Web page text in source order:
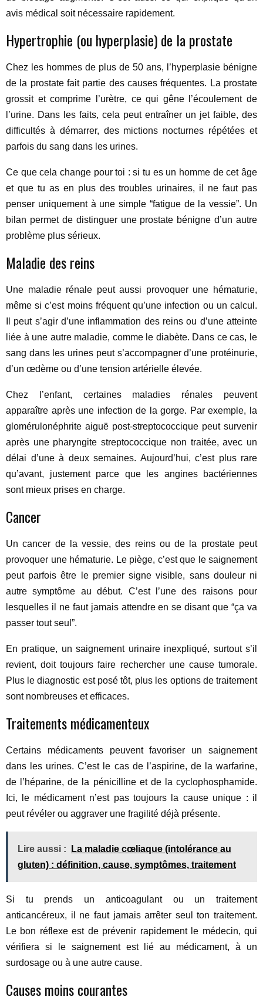
avis médical soit nécessaire rapidement.
Hypertrophie (ou hyperplasie) de la prostate
Chez les hommes de plus de 50 ans, l’hyperplasie bénigne
de la prostate fait partie des causes fréquentes. La prostate
grossit et comprime l’urètre, ce qui gêne l’écoulement de
l’urine. Dans les faits, cela peut entraîner un jet faible, des
difficultés à démarrer, des mictions nocturnes répétées et
parfois du sang dans les urines.
Ce que cela change pour toi : si tu es un homme de cet âge
et que tu as en plus des troubles urinaires, il ne faut pas
penser uniquement à une simple “fatigue de la vessie”. Un
bilan permet de distinguer une prostate bénigne d’un autre
problème plus sérieux.
Maladie des reins
Une maladie rénale peut aussi provoquer une hématurie,
même si c’est moins fréquent qu’une infection ou un calcul.
Il peut s’agir d’une inflammation des reins ou d’une atteinte
liée à une autre maladie, comme le diabète. Dans ce cas, le
sang dans les urines peut s’accompagner d’une protéinurie,
d’un œdème ou d’une tension artérielle élevée.
Chez l’enfant, certaines maladies rénales peuvent
apparaître après une infection de la gorge. Par exemple, la
glomérulonéphrite aiguë post-streptococcique peut survenir
après une pharyngite streptococcique non traitée, avec un
délai d’une à deux semaines. Aujourd’hui, c’est plus rare
qu’avant, justement parce que les angines bactériennes
sont mieux prises en charge.
Cancer
Un cancer de la vessie, des reins ou de la prostate peut
provoquer une hématurie. Le piège, c’est que le saignement
peut parfois être le premier signe visible, sans douleur ni
autre symptôme au début. C’est l’une des raisons pour
lesquelles il ne faut jamais attendre en se disant que “ça va
passer tout seul”.
En pratique, un saignement urinaire inexpliqué, surtout s’il
revient, doit toujours faire rechercher une cause tumorale.
Plus le diagnostic est posé tôt, plus les options de traitement
sont nombreuses et efficaces.
Traitements médicamenteux
Certains médicaments peuvent favoriser un saignement
dans les urines. C’est le cas de l’aspirine, de la warfarine,
de l’héparine, de la pénicilline et de la cyclophosphamide.
Ici, le médicament n’est pas toujours la cause unique : il
peut révéler ou aggraver une fragilité déjà présente.
Lire aussi :
La maladie cœliaque (intolérance au
gluten) : définition, cause, symptômes, traitement
Si tu prends un anticoagulant ou un traitement
anticancéreux, il ne faut jamais arrêter seul ton traitement.
Le bon réflexe est de prévenir rapidement le médecin, qui
vérifiera si le saignement est lié au médicament, à un
surdosage ou à une autre cause.
Causes moins courantes